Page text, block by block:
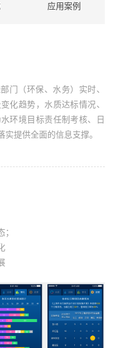
应用案例
门（环保、水务）实时、
化趋势，水质达标情况、
环境目标责任制考核、日
提供全面的信息支撑。